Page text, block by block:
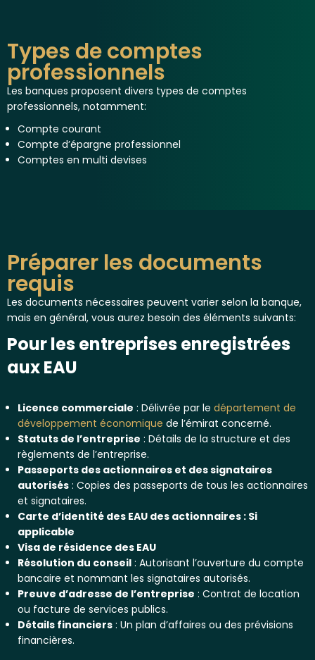
Types de comptes
professionnels
Les banques proposent divers types de comptes
professionnels, notamment:
Compte courant
Compte d’épargne professionnel
Comptes en multi devises
Préparer les documents
requis
Les documents nécessaires peuvent varier selon la banque,
mais en général, vous aurez besoin des éléments suivants:
Pour les entreprises enregistrées
aux EAU
Licence commerciale : Délivrée par le département de
développement économique de l’émirat concerné.
Statuts de l’entreprise : Détails de la structure et des
règlements de l’entreprise.
Passeports des actionnaires et des signataires
autorisés : Copies des passeports de tous les actionnaires
et signataires.
Carte d’identité des EAU des actionnaires : Si
applicable
Visa de résidence des EAU
Résolution du conseil : Autorisant l’ouverture du compte
bancaire et nommant les signataires autorisés.
Preuve d’adresse de l’entreprise : Contrat de location
ou facture de services publics.
Détails financiers : Un plan d’affaires ou des prévisions
financières.